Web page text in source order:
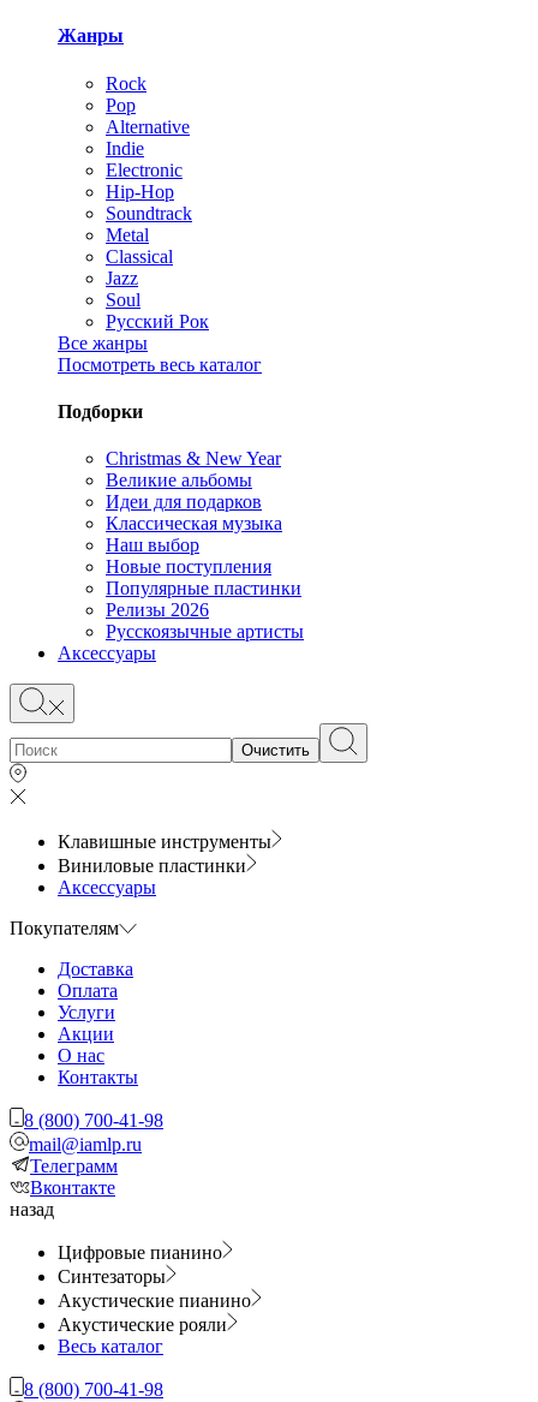
Жанры
Rock
Pop
Alternative
Indie
Electronic
Hip-Hop
Soundtrack
Metal
Classical
Jazz
Soul
Русский Рок
Все жанры
Посмотреть весь каталог
Подборки
Christmas & New Year
Великие альбомы
Идеи для подарков
Классическая музыка
Наш выбор
Новые поступления
Популярные пластинки
Релизы 2026
Русскоязычные артисты
Аксессуары
Очистить
Клавишные инструменты
Виниловые пластинки
Аксессуары
Покупателям
Доставка
Оплата
Услуги
Акции
О нас
Контакты
8 (800) 700-41-98
mail@iamlp.ru
Телеграмм
Вконтакте
назад
Цифровые пианино
Синтезаторы
Акустические пианино
Акустические рояли
Весь каталог
8 (800) 700-41-98